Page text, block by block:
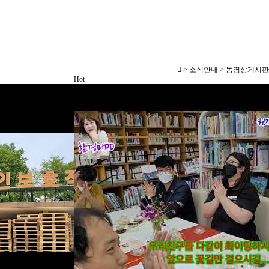
> 소식안내 > 동영상게시판
Hot